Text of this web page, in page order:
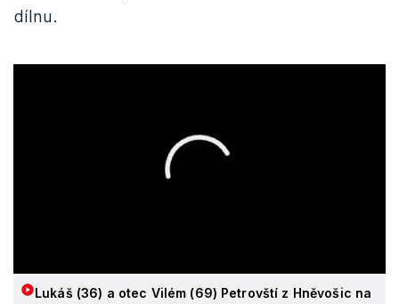
dílnu.
Lukáš (36) a otec Vilém (69) Petrovští z Hněvošic na